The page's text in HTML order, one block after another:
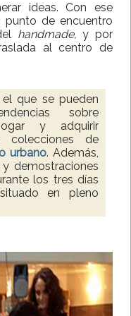
ideas. Con ese
punto de encuentro
handmade,y por
al centro de
que se pueden
sobre
y adquirir
colecciones de
urbano. Además,
demostraciones
los tres días
en pleno